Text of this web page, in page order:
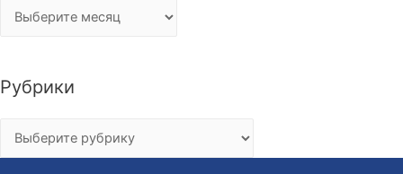
Архивы
Рубрики
Рубрики